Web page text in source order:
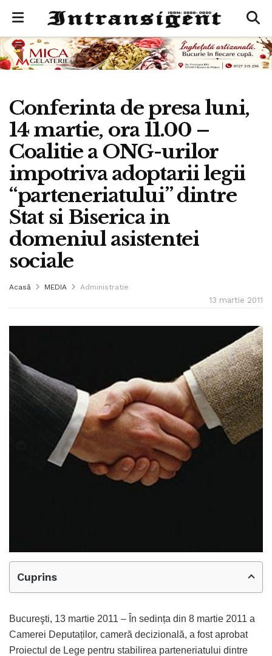
Conferinta de presa luni,
14 martie, ora 11.00 –
Coalitie a ONG-urilor
impotriva adoptarii legii
“parteneriatului” dintre
Stat si Biserica in
domeniul asistentei
sociale
Acasă MEDIA Administratie
13 martie 2011
Cuprins
Bucureşti, 13 martie 2011 – În sedința din 8 martie 2011 a
Camerei Deputaților, cameră decizională, a fost aprobat
Proiectul de Lege pentru stabilirea parteneriatului dintre